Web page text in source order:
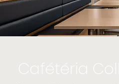
Cafétéria